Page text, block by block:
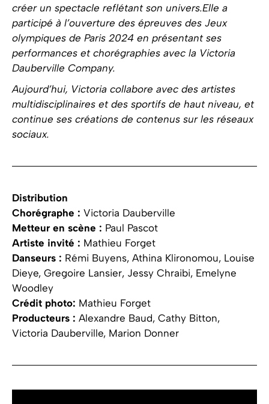
créer un spectacle reflétant son univers.Elle a
participé à l’ouverture des épreuves des Jeux
olympiques de Paris 2024 en présentant ses
performances et chorégraphies avec la Victoria
Dauberville Company.
Aujourd’hui, Victoria collabore avec des artistes
multidisciplinaires et des sportifs de haut niveau, et
continue ses créations de contenus sur les réseaux
sociaux.
Distribution
Chorégraphe : Victoria Dauberville
Metteur en scène : Paul Pascot
Artiste invité : Mathieu Forget
Danseurs : Rémi Buyens, Athina Klironomou, Louise
Dieye, Gregoire Lansier, Jessy Chraibi, Emelyne
Woodley
Crédit photo: Mathieu Forget
Producteurs : Alexandre Baud, Cathy Bitton,
Victoria Dauberville, Marion Donner